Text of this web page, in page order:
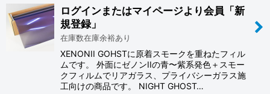
ログインまたはマイページより会員「新
規登録」
在庫数在庫余裕あり
XENONII GOHSTに原着スモークを重ねたフィル
ムです。 外面にゼノンIIの青〜紫系発色＋スモー
クフィルムでリアガラス、プライバシーガラス施
工向けの商品です。 NIGHT GHOST…